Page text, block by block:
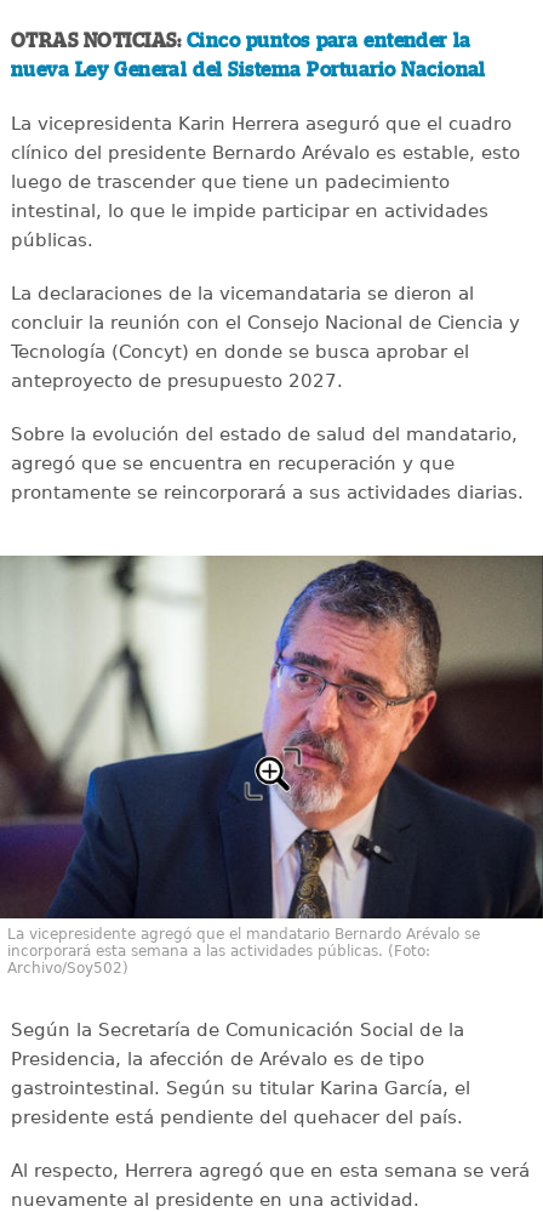
OTRAS NOTICIAS: Cinco puntos para entender la
nueva Ley General del Sistema Portuario Nacional
La vicepresidenta Karin Herrera aseguró que el cuadro
clínico del presidente Bernardo Arévalo es estable, esto
luego de trascender que tiene un padecimiento
intestinal, lo que le impide participar en actividades
públicas.
La declaraciones de la vicemandataria se dieron al
concluir la reunión con el Consejo Nacional de Ciencia y
Tecnología (Concyt) en donde se busca aprobar el
anteproyecto de presupuesto 2027.
Sobre la evolución del estado de salud del mandatario,
agregó que se encuentra en recuperación y que
prontamente se reincorporará a sus actividades diarias.
La vicepresidente agregó que el mandatario Bernardo Arévalo se
incorporará esta semana a las actividades públicas. (Foto:
Archivo/Soy502)
Según la Secretaría de Comunicación Social de la
Presidencia, la afección de Arévalo es de tipo
gastrointestinal. Según su titular Karina García, el
presidente está pendiente del quehacer del país.
Al respecto, Herrera agregó que en esta semana se verá
nuevamente al presidente en una actividad.